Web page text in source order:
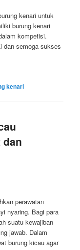
kenari untuk
burung kenari
kompetisi.
dan semoga sukses
kenari
dan
perawatan
nyaring. Bagi para
suatu kewajiban
jawab. Dalam
burung kicau agar